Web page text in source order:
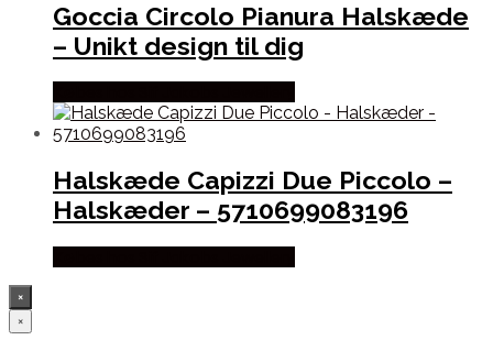
Goccia Circolo Pianura Halskæde
– Unikt design til dig
Halskæde Capizzi Due Piccolo –
Halskæder – 5710699083196
×
×